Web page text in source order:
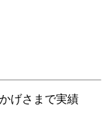
げさまで実績